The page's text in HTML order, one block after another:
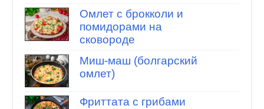
Омлет с брокколи и
помидорами на
сковороде
Миш-маш (болгарский
омлет)
Фриттата с грибами